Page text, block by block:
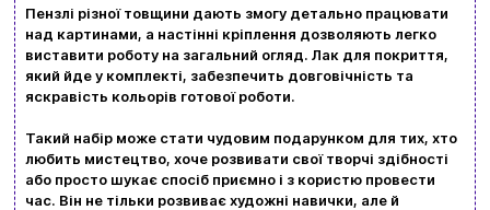
Пензлі різної товщини дають змогу детально працювати
над картинами, а настінні кріплення дозволяють легко
виставити роботу на загальний огляд. Лак для покриття,
який йде у комплекті, забезпечить довговічність та
яскравість кольорів готової роботи.
Такий набір може стати чудовим подарунком для тих, хто
любить мистецтво, хоче розвивати свої творчі здібності
або просто шукає спосіб приємно і з користю провести
час. Він не тільки розвиває художні навички, але й
Бренди
Доставка та оплата
Новини та статті
Повернення та обмін товарів
Політика конфіденційності
Ваш кошик зараз порожній